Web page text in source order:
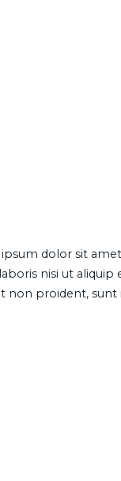
dolor sit
nisi ut
proident,